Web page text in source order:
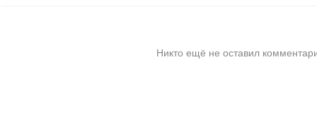
Никто ещё не оставил